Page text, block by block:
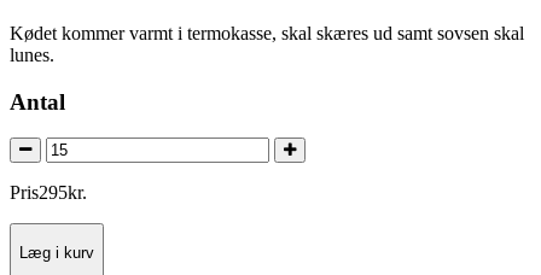
Kødet kommer varmt i termokasse, skal skæres ud samt sovsen skal
lunes.
Antal
Pris295kr.
Læg i kurv